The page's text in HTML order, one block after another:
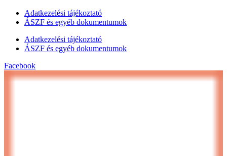
Adatkezelési tájékoztató
ÁSZF és egyéb dokumentumok
Adatkezelési tájékoztató
ÁSZF és egyéb dokumentumok
Facebook